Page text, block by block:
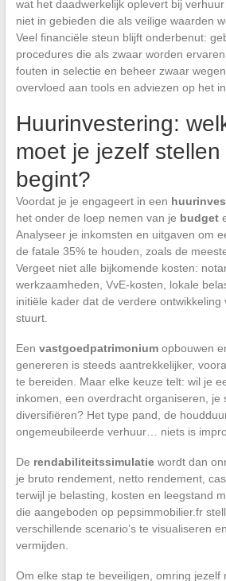
wat het daadwerkelijk oplevert bij
niet in gebieden die als veilige waarden
Veel financiële steun blijft onderbenut:
procedures die als zwaar worden
fouten in selectie en beheer zwaar
overvloed aan tools en adviezen op het
Huurinvestering:
moet je jezelf
begint?
Voordat je je engageert in een
het onder de loep nemen van je budget
Analyseer je inkomsten en uitgaven om
de fatale 35% te houden, zoals de
Vergeet niet alle bijkomende kosten:
werkzaamheden, VvE-kosten, lokale
initiële kader dat de verdere
stuurt.
Een vastgoedpatrimoniumopbouwen
genereren is steeds aantrekkelijker,
te bereiden. Maar elke keuze telt: wil je
inkomen, een overdracht organiseren, je
diversifiëren? Het type pand, de
ongemeubileerde verhuur… niets is
De rendabiliteitssimulatiewordt dan
je bruto rendement, netto rendement,
terwijl je belasting, kosten en leegstand
die aangeboden op pepsimmobilier.fr
verschillende scenario’s te visualiseren
vermijden.
Om elke stap te beveiligen, omring jezelf